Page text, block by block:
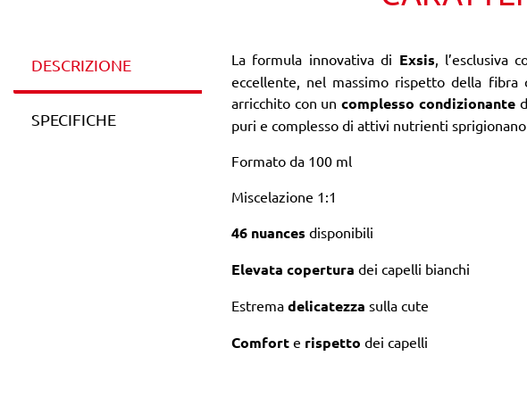
DESCRIZIONE
SPECIFICHE
La formula innovativa di Exsis, l’esclusiva
eccellente, nel massimo rispetto della
arricchito con uncomplesso condizionante
puri e complesso di attivi nutrienti
Formato da 100 ml
Miscelazione 1:1
46 nuances disponibili
Elevata copertura dei capelli bianchi
Estrema delicatezza sulla cute
Comfort e rispetto dei capelli